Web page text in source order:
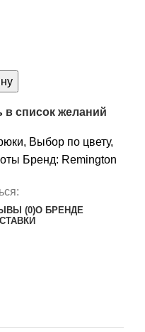
в список желаний
, Выбор по цвету,
Бренд: Remington
(0)О БРЕНДЕ